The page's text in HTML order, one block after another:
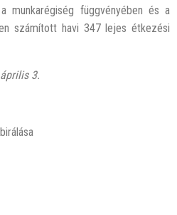
munkarégiség függvényében és a
számított havi 347 lejes étkezési
3.